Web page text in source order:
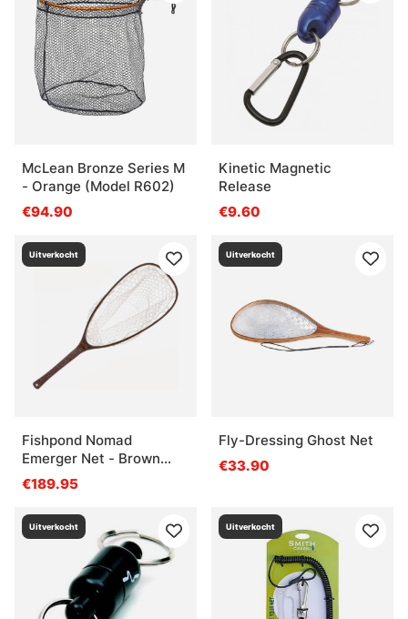
McLean Bronze Series M
- Orange (Model R602)
€94.90
Kinetic Magnetic
Release
€9.60
Uitverkocht
Fishpond Nomad
Emerger Net - Brown
Trout
€189.95
Uitverkocht
Fly-Dressing Ghost Net
€33.90
Uitverkocht Uitverkocht